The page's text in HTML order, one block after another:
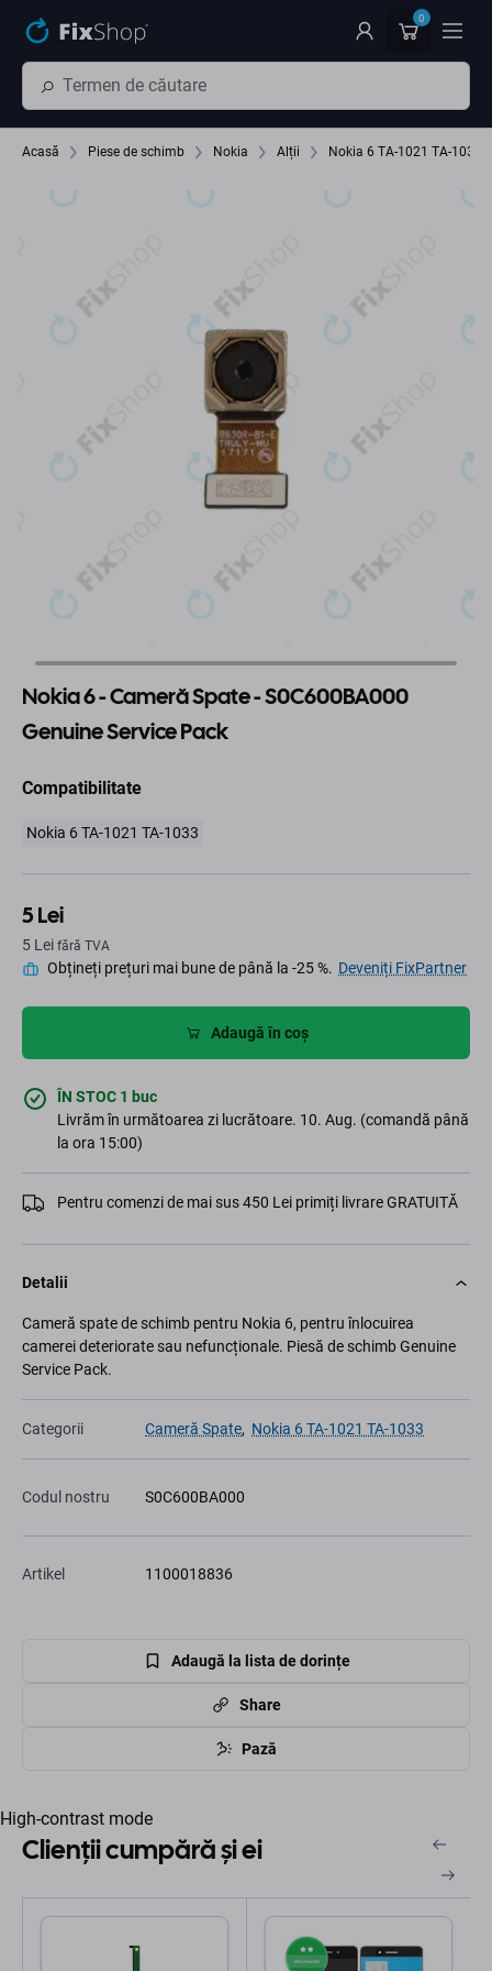
0
Acasă Piese de schimb Nokia Alții Nokia 6 TA-1021 TA-1033
Nokia 6 - Cameră Spate - S0C600BA000
Genuine Service Pack
Compatibilitate
Nokia 6 TA-1021 TA-1033
5 Lei
5 Lei fără TVA
Obțineți prețuri mai bune de până la -25 %. Deveniți FixPartner
Adaugă în coș
ÎN STOC 1 buc
Livrăm în următoarea zi lucrătoare. 10. Aug. (comandă până
la ora 15:00)
Pentru comenzi de mai sus 450 Lei primiți livrare GRATUITĂ
Detalii
Cameră spate de schimb pentru Nokia 6, pentru înlocuirea
camerei deteriorate sau nefuncționale. Piesă de schimb Genuine
Service Pack.
Categorii Cameră Spate, Nokia 6 TA-1021 TA-1033
Codul nostru S0C600BA000
Artikel 1100018836
Adaugă la lista de dorințe
Share
Pază
High-contrast mode
Clienții cumpără și ei